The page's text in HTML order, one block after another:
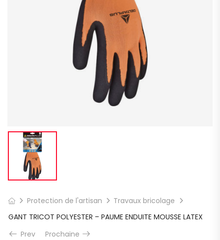
Protection de l'artisan
Travaux bricolage
GANT TRICOT POLYESTER – PAUME ENDUITE MOUSSE LATEX
Prev
Prochaine